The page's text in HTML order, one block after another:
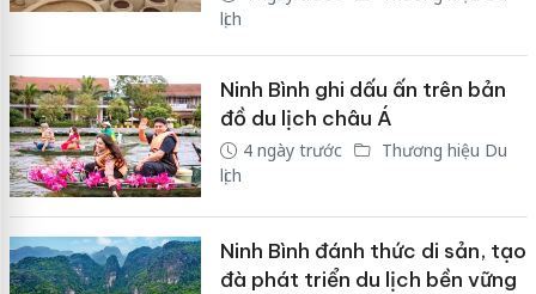
lịch
Ninh Bình ghi dấu ấn trên bản
đồ du lịch châu Á
4 ngày trước
Thương hiệu Du
lịch
Ninh Bình đánh thức di sản, tạo
đà phát triển du lịch bền vững